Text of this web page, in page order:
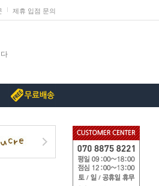
제휴 입점 문의
삭제요청